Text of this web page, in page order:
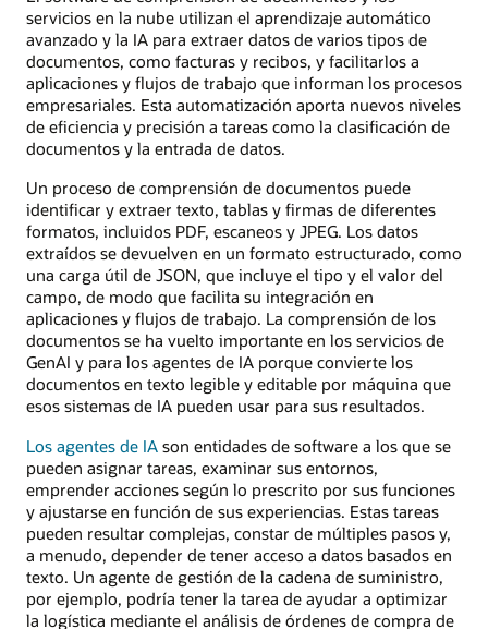
servicios en la nube utilizan el aprendizaje automático
avanzado y la IA para extraer datos de varios tipos de
documentos, como facturas y recibos, y facilitarlos a
aplicaciones y flujos de trabajo que informan los procesos
empresariales. Esta automatización aporta nuevos niveles
de eficiencia y precisión a tareas como la clasificación de
documentos y la entrada de datos.
Un proceso de comprensión de documentos puede
identificar y extraer texto, tablas y firmas de diferentes
formatos, incluidos PDF, escaneos y JPEG. Los datos
extraídos se devuelven en un formato estructurado, como
una carga útil de JSON, que incluye el tipo y el valor del
campo, de modo que facilita su integración en
aplicaciones y flujos de trabajo. La comprensión de los
documentos se ha vuelto importante en los servicios de
GenAI y para los agentes de IA porque convierte los
documentos en texto legible y editable por máquina que
esos sistemas de IA pueden usar para sus resultados.
Los agentes de IA son entidades de software a los que se
pueden asignar tareas, examinar sus entornos,
emprender acciones según lo prescrito por sus funciones
y ajustarse en función de sus experiencias. Estas tareas
pueden resultar complejas, constar de múltiples pasos y,
a menudo, depender de tener acceso a datos basados en
texto. Un agente de gestión de la cadena de suministro,
por ejemplo, podría tener la tarea de ayudar a optimizar
la logística mediante el análisis de órdenes de compra de